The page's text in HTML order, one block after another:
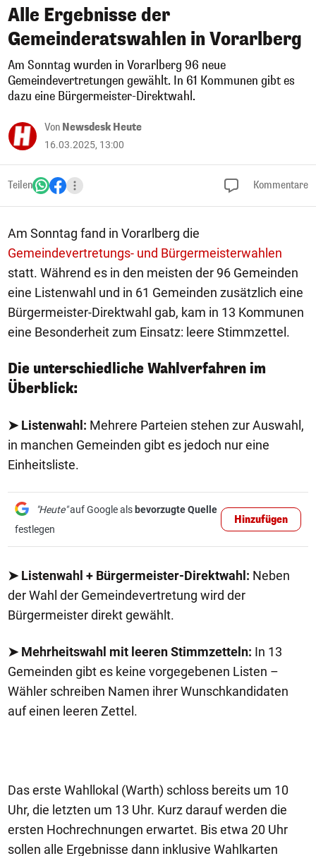
Alle Ergebnisse der
Gemeinderatswahlen in Vorarlberg
Am Sonntag wurden in Vorarlberg 96 neue
Gemeindevertretungen gewählt. In 61 Kommunen gibt es
dazu eine Bürgermeister-Direktwahl.
Von Newsdesk Heute
16.03.2025, 13:00
Teilen Kommentare
Am Sonntag fand in Vorarlberg die
Gemeindevertretungs- und Bürgermeisterwahlen
statt. Während es in den meisten der 96 Gemeinden
eine Listenwahl und in 61 Gemeinden zusätzlich eine
Bürgermeister-Direktwahl gab, kam in 13 Kommunen
eine Besonderheit zum Einsatz: leere Stimmzettel.
Die unterschiedliche Wahlverfahren im
Überblick:
➤ Listenwahl: Mehrere Parteien stehen zur Auswahl,
in manchen Gemeinden gibt es jedoch nur eine
Einheitsliste.
"Heute"auf Google als bevorzugte Quelle
festlegen
Hinzufügen
➤ Listenwahl + Bürgermeister-Direktwahl: Neben
der Wahl der Gemeindevertretung wird der
Bürgermeister direkt gewählt.
➤ Mehrheitswahl mit leeren Stimmzetteln: In 13
Gemeinden gibt es keine vorgegebenen Listen –
Wähler schreiben Namen ihrer Wunschkandidaten
auf einen leeren Zettel.
Das erste Wahllokal (Warth) schloss bereits um 10
Uhr, die letzten um 13 Uhr. Kurz darauf werden die
ersten Hochrechnungen erwartet. Bis etwa 20 Uhr
sollen alle Ergebnisse dann inklusive Wahlkarten